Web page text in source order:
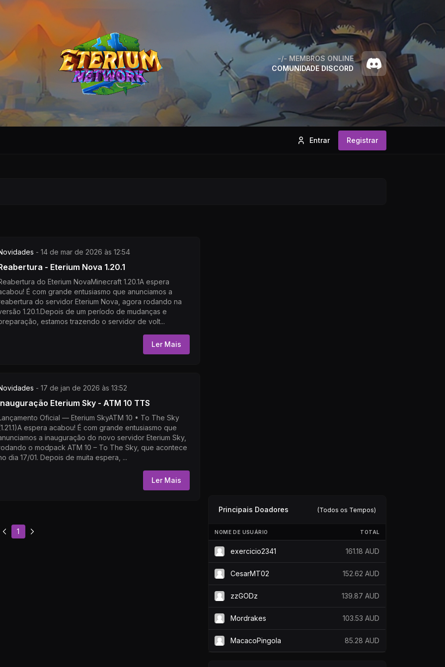
-/- MEMBROS ONLINE
COMUNIDADE DISCORD
Entrar Registrar
- 14 de mar de 2026 às 12:54
- Eterium Nova 1.20.1
do Eterium NovaMinecraft 1.20.1A espera
É com grande entusiasmo que anunciamos a
do servidor Eterium Nova, agora rodando na
1.20.1.Depois de um período de mudanças e
estamos trazendo o servidor de volt...
Ler Mais
- 17 de jan de 2026 às 13:52
Eterium Sky - ATM 10 TTS
Oficial — Eterium SkyATM 10 • To The Sky
espera acabou! É com grande entusiasmo que
a inauguração do novo servidor Eterium Sky,
o modpack ATM 10 – To The Sky, que acontece
dia 17/01. Depois de muita espera, ...
Ler Mais
1
Principais Doadores (Todos os Tempos)
NOME DE USUÁRIO TOTAL
exercicio2341 161.18 AUD
CesarMT02 152.62 AUD
zzGODz 139.87 AUD
Mordrakes 103.53 AUD
MacacoPingola 85.28 AUD